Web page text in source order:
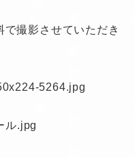
撮影させていただき